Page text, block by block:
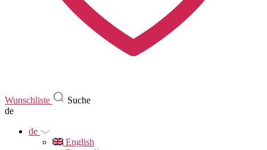
Wunschliste
Suche
de
de
English